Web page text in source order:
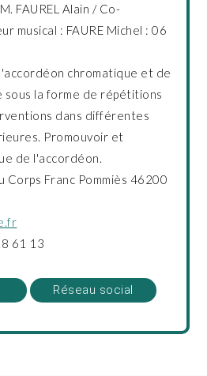
M. FAUREL Alain / Co-
musical : FAURE Michel : 06
chromatique et de
sous la forme de répétitions
dans différentes
Promouvoir et
de l'accordéon.
Corps Franc Pommiès 46200
61 13
Réseau social